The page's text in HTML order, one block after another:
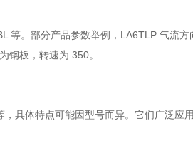
等。部分产品参数举例，LA6TLP 气流方
钢板，转速为 350。
具体特点可能因型号而异。它们广泛应